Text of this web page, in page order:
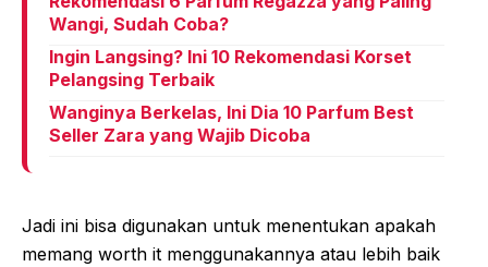
Wangi, Sudah Coba?
Ingin Langsing? Ini 10 Rekomendasi Korset
Pelangsing Terbaik
Wanginya Berkelas, Ini Dia 10 Parfum Best
Seller Zara yang Wajib Dicoba
Jadi ini bisa digunakan untuk menentukan apakah
memang worth it menggunakannya atau lebih baik